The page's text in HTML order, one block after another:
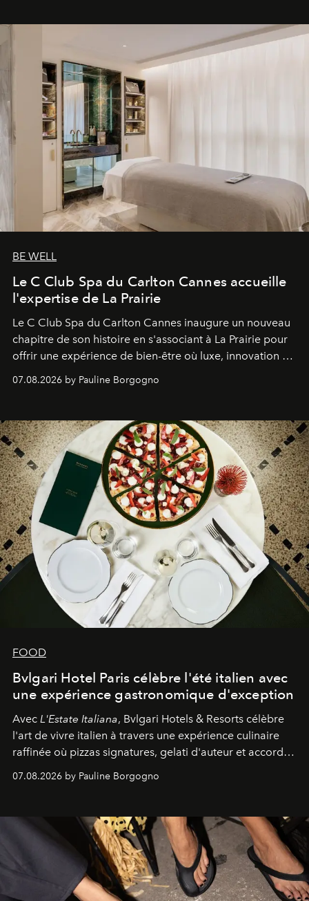
BE WELL
Le C Club Spa du Carlton Cannes accueille
l'expertise de La Prairie
Le C Club Spa du Carlton Cannes inaugure un nouveau
chapitre de son histoire en s'associant à La Prairie pour
offrir une expérience de bien-être où luxe, innovation et
expertise se rencontrent.
07.08.2026 by Pauline Borgogno
FOOD
Bvlgari Hotel Paris célèbre l'été italien avec
une expérience gastronomique d'exception
Avec L'Estate Italiana, Bvlgari Hotels & Resorts célèbre
l'art de vivre italien à travers une expérience culinaire
raffinée où pizzas signatures, gelati d'auteur et accords
d'exception composent un véritable voyage sensoriel.
07.08.2026 by Pauline Borgogno